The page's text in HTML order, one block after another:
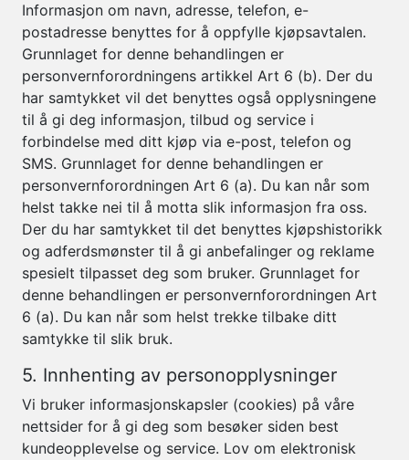
Informasjon om navn, adresse, telefon, e-
postadresse benyttes for å oppfylle kjøpsavtalen.
Grunnlaget for denne behandlingen er
personvernforordningens artikkel Art 6 (b). Der du
har samtykket vil det benyttes også opplysningene
til å gi deg informasjon, tilbud og service i
forbindelse med ditt kjøp via e-post, telefon og
SMS. Grunnlaget for denne behandlingen er
personvernforordningen Art 6 (a). Du kan når som
helst takke nei til å motta slik informasjon fra oss.
Der du har samtykket til det benyttes kjøpshistorikk
og adferdsmønster til å gi anbefalinger og reklame
spesielt tilpasset deg som bruker. Grunnlaget for
denne behandlingen er personvernforordningen Art
6 (a). Du kan når som helst trekke tilbake ditt
samtykke til slik bruk.
5. Innhenting av personopplysninger
Vi bruker informasjonskapsler (cookies) på våre
nettsider for å gi deg som besøker siden best
kundeopplevelse og service. Lov om elektronisk